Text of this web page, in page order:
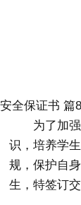
安全保证书 篇8
为了加
识，培养学
规，保护自
生，特签订